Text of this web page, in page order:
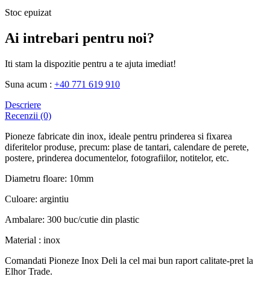
Stoc epuizat
Ai intrebari pentru noi?
Iti stam la dispozitie pentru a te ajuta imediat!
Suna acum : +40 771 619 910
Descriere
Recenzii (0)
Pioneze fabricate din inox, ideale pentru prinderea si fixarea
diferitelor produse, precum: plase de tantari, calendare de perete,
postere, prinderea documentelor, fotografiilor, notitelor, etc.
Diametru floare: 10mm
Culoare: argintiu
Ambalare: 300 buc/cutie din plastic
Material : inox
Comandati Pioneze Inox Deli la cel mai bun raport calitate-pret la
Elhor Trade.